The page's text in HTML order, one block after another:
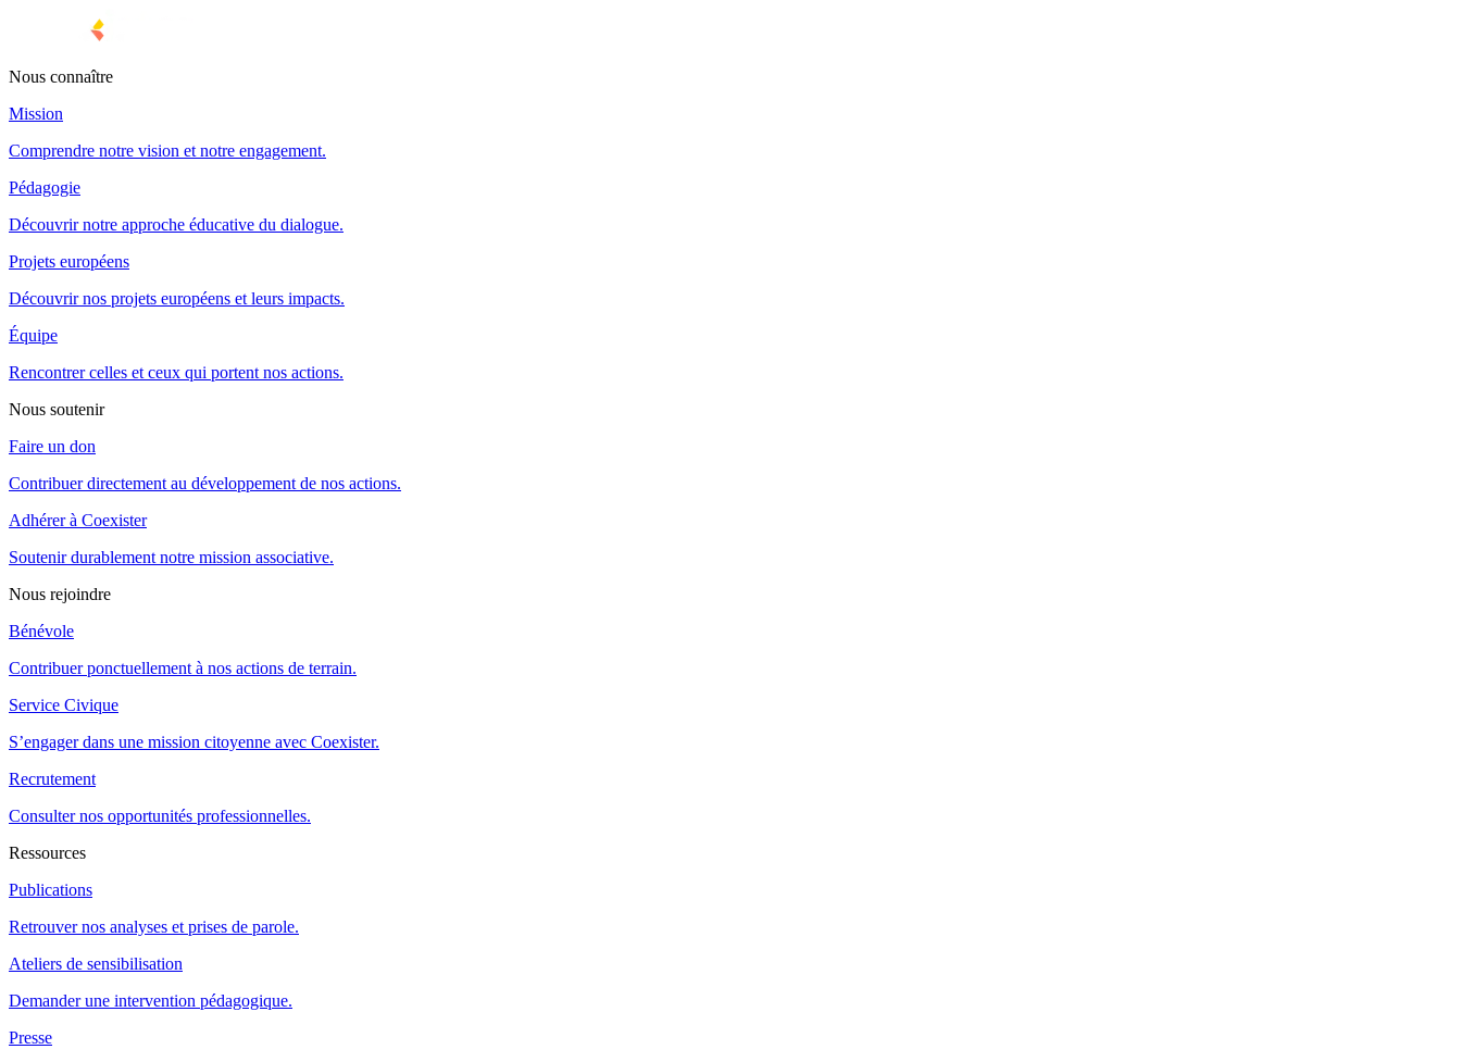
Nous connaître
Mission
Comprendre notre vision et notre engagement.
Pédagogie
Découvrir notre approche éducative du dialogue.
Projets européens
Découvrir nos projets européens et leurs impacts.
Équipe
Rencontrer celles et ceux qui portent nos actions.
Nous soutenir
Faire un don
Contribuer directement au développement de nos actions.
Adhérer à Coexister
Soutenir durablement notre mission associative.
Nous rejoindre
Bénévole
Contribuer ponctuellement à nos actions de terrain.
Service Civique
S’engager dans une mission citoyenne avec Coexister.
Recrutement
Consulter nos opportunités professionnelles.
Ressources
Publications
Retrouver nos analyses et prises de parole.
Ateliers de sensibilisation
Demander une intervention pédagogique.
Presse